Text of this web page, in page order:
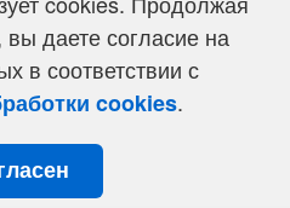
вы даете согласие на
в соответствии с
cookies.
2026 г.
СМИ Эл № ФС 77-39848, выдано
в сфере связи,
массовых коммуникаций